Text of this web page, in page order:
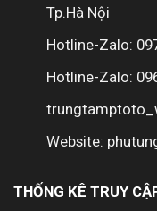
Tp.Hà Nội
Hotline-Zalo:
Hotline-Zalo:
Website:
THỐNG KÊ TRUY